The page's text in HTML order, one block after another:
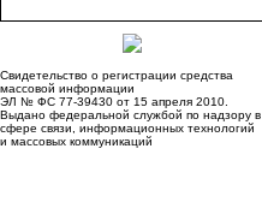
Свидетельство о регистрации средства
массовой информации
ЭЛ № ФС 77-39430 от 15 апреля 2010.
Выдано федеральной службой по надзору в
сфере связи, информационных технологий
и массовых коммуникаций